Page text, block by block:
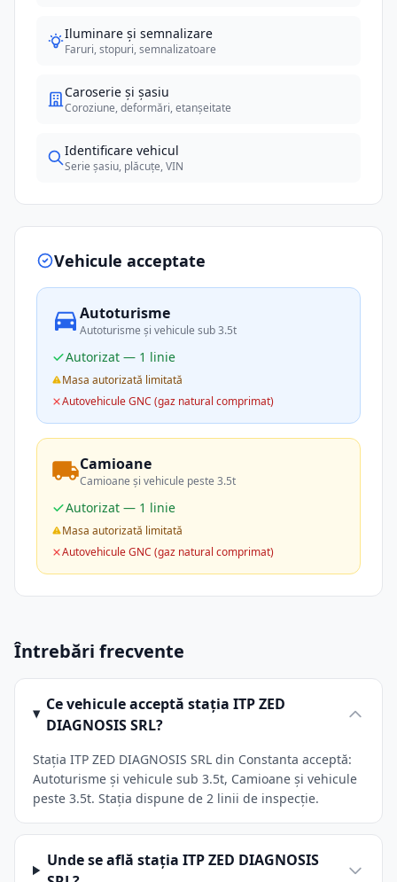
Iluminare și semnalizare
Faruri, stopuri, semnalizatoare
Caroserie și șasiu
Coroziune, deformări, etanșeitate
Identificare vehicul
Serie șasiu, plăcuțe, VIN
Vehicule acceptate
Autoturisme
Autoturisme și vehicule sub 3.5t
Autorizat — 1 linie
Masa autorizată limitată
Autovehicule GNC (gaz natural comprimat)
Camioane
Camioane și vehicule peste 3.5t
Autorizat — 1 linie
Masa autorizată limitată
Autovehicule GNC (gaz natural comprimat)
Întrebări frecvente
Ce vehicule acceptă stația ITP ZED
DIAGNOSIS SRL?
Stația ITP ZED DIAGNOSIS SRL din Constanta acceptă:
Autoturisme și vehicule sub 3.5t, Camioane și vehicule
peste 3.5t. Stația dispune de 2 linii de inspecție.
Unde se află stația ITP ZED DIAGNOSIS